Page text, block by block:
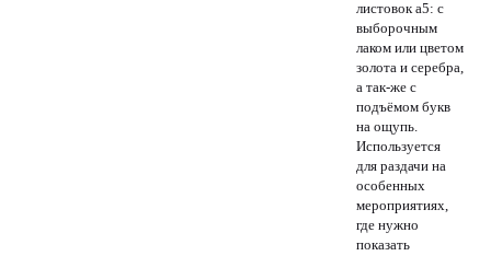
листовок а5: с
выборочным
лаком или цветом
золота и серебра,
а так-же с
подъёмом букв
на ощупь.
Используется
для раздачи на
особенных
мероприятиях,
где нужно
показать